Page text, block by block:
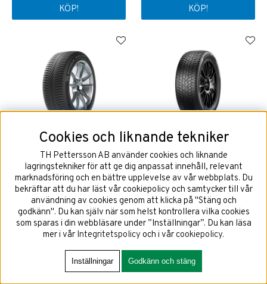
KÖP! KÖP!
195/50R15 86V MICHELIN
1771 kr
KÖP!
195/50R15 86V PIRELLI
1708 kr
KÖP!
Cookies och liknande tekniker
TH Pettersson AB använder cookies och liknande
lagringstekniker för att ge dig anpassat innehåll, relevant
marknadsföring och en bättre upplevelse av vår webbplats. Du
bekräftar att du har läst vår cookiepolicy och samtycker till vår
användning av cookies genom att klicka på "Stäng och
godkänn". Du kan själv när som helst kontrollera vilka cookies
som sparas i din webbläsare under ”Inställningar”. Du kan läsa
mer i vår Integritetspolicy och i vår cookiepolicy.
Inställningar Godkänn och stäng